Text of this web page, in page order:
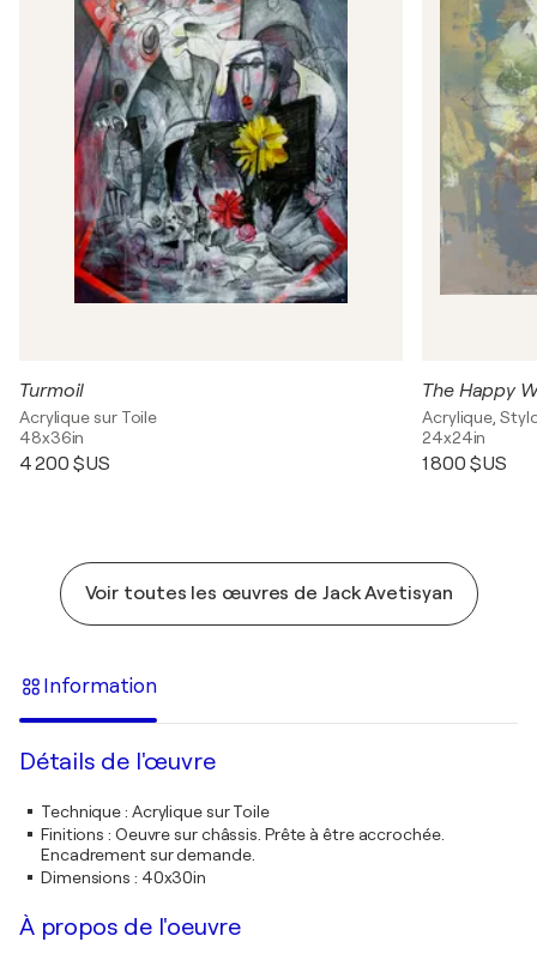
Turmoil
Acrylique sur Toile
48x36in
4 200 $US
The Happy
Acrylique,
24x24in
1 800 $US
Voir toutes les œuvres de Jack Avetisyan
Information
Détails de l'œuvre
Technique: Acrylique sur Toile
Finitions : Oeuvre sur châssis. Prête à être accrochée.
Encadrement sur demande.
Dimensions : 40x30in
À propos de l'oeuvre